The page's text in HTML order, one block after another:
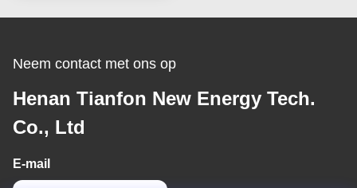
Geanodiseerde
Neem contact met ons op
Henan Tianfon New Energy Tech.
Co., Ltd
E-mail